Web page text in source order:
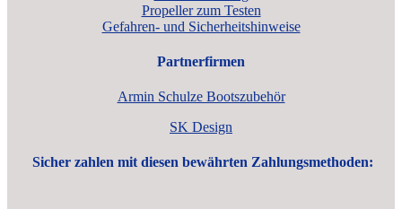
Propeller zum Testen
Gefahren- und Sicherheitshinweise
Partnerfirmen
Armin Schulze Bootszubehör
SK Design
Sicher zahlen mit diesen bewährten Zahlungsmethoden: